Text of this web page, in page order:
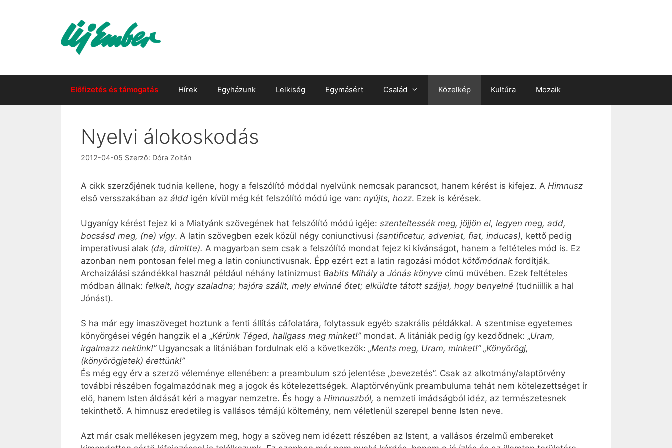
Előfizetés és támogatás Hírek Egyházunk Lelkiség Egymásért Család Közelkép Kultúra Mozaik
Nyelvi álokoskodás
2012-04-05 Szerző: Dóra Zoltán
A cikk szerzőjének tudnia kellene, hogy a felszólító móddal nyelvünk nemcsak parancsot, hanem kérést is kifejez. A Himnusz
első versszakában az áldd igén kívül még két felszólító módú ige van: nyújts, hozz. Ezek is kérések.
Ugyanígy kérést fejez ki a Miatyánk szövegének hat felszólító módú igéje: szenteltessék meg, jöjjön el, legyen meg, add,
bocsásd meg, (ne) vígy. A latin szövegben ezek közül négy coniunctivusi (santificetur, adveniat, fiat, inducas), kettő pedig
imperativusi alak (da, dimitte). A magyarban sem csak a felszólító mondat fejez ki kívánságot, hanem a feltételes mód is. Ez
azonban nem pontosan felel meg a latin coniunctivusnak. Épp ezért ezt a latin ragozási módot kötőmódnak fordítják.
Archaizálási szándékkal használ például néhány latinizmust Babits Mihály a Jónás könyve című művében. Ezek feltételes
módban állnak: felkelt, hogy szaladna; hajóra szállt, mely elvinné őtet; elküldte tátott szájjal, hogy benyelné (tudniillik a hal
Jónást).
S ha már egy imaszöveget hoztunk a fenti állítás cáfolatára, folytassuk egyéb szakrális példákkal. A szentmise egyetemes
könyörgései végén hangzik el a „Kérünk Téged, hallgass meg minket!” mondat. A litániák pedig így kezdődnek: „Uram,
irgalmazz nekünk!” Ugyancsak a litániában fordulnak elő a következők: „Ments meg, Uram, minket!” „Könyörögj,
(könyörögjetek) érettünk!”
És még egy érv a szerző véleménye ellenében: a preambulum szó jelentése „bevezetés”. Csak az alkotmány/alaptörvény
további részében fogalmazódnak meg a jogok és kötelezettségek. Alaptörvényünk preambuluma tehát nem kötelezettséget ír
elő, hanem Isten áldását kéri a magyar nemzetre. És hogy a Himnuszból, a nemzeti imádságból idéz, az természetesnek
tekinthető. A himnusz eredetileg is vallásos témájú költemény, nem véletlenül szerepel benne Isten neve.
Azt már csak mellékesen jegyzem meg, hogy a szöveg nem idézett részében az Istent, a vallásos érzelmű embereket